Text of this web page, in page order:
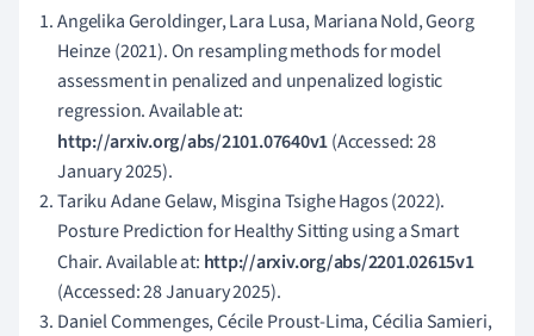
Angelika Geroldinger, Lara Lusa, Mariana Nold, Georg
Heinze (2021). On resampling methods for model
assessment in penalized and unpenalized logistic
regression. Available at:
http://arxiv.org/abs/2101.07640v1(Accessed: 28
January 2025).
Tariku Adane Gelaw, Misgina Tsighe Hagos (2022).
Posture Prediction for Healthy Sitting using a Smart
Chair. Available at: http://arxiv.org/abs/2201.02615v1
(Accessed: 28 January 2025).
Daniel Commenges, Cécile Proust-Lima, Cécilia Samieri,